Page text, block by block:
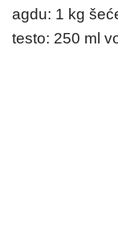
agdu: 1 kg
testo: 250 ml